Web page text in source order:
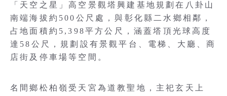
「天空之星」高空景觀塔興建基地規劃在八卦山
南端海拔約500公尺處，與彰化縣二水鄉相鄰，
占地面積約5,398平方公尺，涵蓋塔頂光球高度
達58公尺，規劃設有景觀平台、電梯、大廳、商
店街及停車場等空間。
名間鄉松柏嶺受天宮為道教聖地，主祀玄天上